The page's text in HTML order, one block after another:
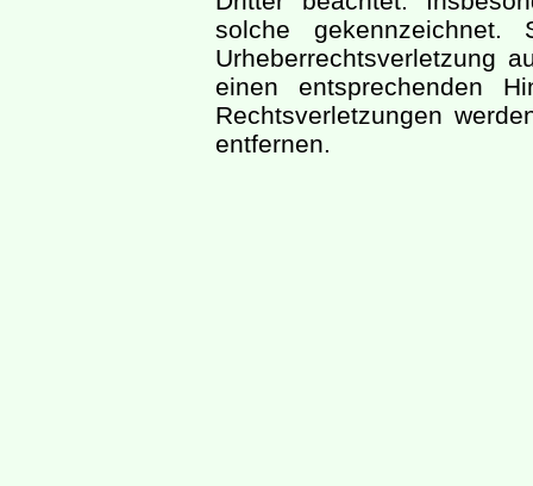
solche
Urheberrechtsverletzung
einen entsprechenden
Rechtsverletzungen
entfernen.